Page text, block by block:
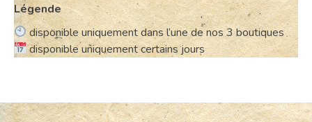
Légende
disponible uniquement dans l’une de nos 3 boutiques
disponible uniquement certains jours